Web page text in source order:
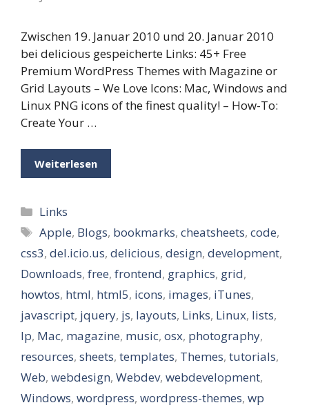
Zwischen 19. Januar 2010 und 20. Januar 2010
bei delicious gespeicherte Links: 45+ Free
Premium WordPress Themes with Magazine or
Grid Layouts – We Love Icons: Mac, Windows and
Linux PNG icons of the finest quality! – How-To:
Create Your …
Weiterlesen
Kategorien
Links
Schlagwörter
Apple, Blogs, bookmarks,cheatsheets,code,
css3, del.icio.us, delicious, design, development,
Downloads, free, frontend, graphics, grid,
howtos, html, html5, icons, images, iTunes,
javascript, jquery, js, layouts, Links, Linux, lists,
lp, Mac, magazine, music, osx, photography,
resources, sheets, templates, Themes, tutorials,
Web, webdesign, Webdev, webdevelopment,
Windows, wordpress, wordpress-themes, wp